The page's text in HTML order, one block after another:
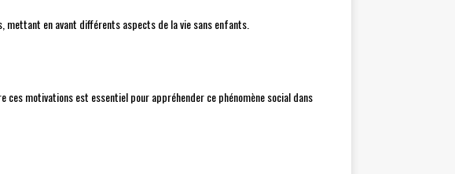
mettant en avant différents aspects de la vie sans enfants.
motivations est essentiel pour appréhender ce phénomène social dans